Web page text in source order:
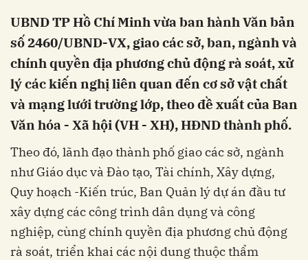
UBND TP Hồ Chí Minh vừa ban hành Văn bản
số 2460/UBND-VX, giao các sở, ban, ngành và
chính quyền địa phương chủ động rà soát, xử
lý các kiến nghị liên quan đến cơ sở vật chất
và mạng lưới trường lớp, theo đề xuất của Ban
Văn hóa - Xã hội (VH - XH), HĐND thành phố.
Theo đó, lãnh đạo thành phố giao các sở, ngành
như Giáo dục và Đào tạo, Tài chính, Xây dựng,
Quy hoạch -Kiến trúc, Ban Quản lý dự án đầu tư
xây dựng các công trình dân dụng và công
nghiệp, cùng chính quyền địa phương chủ động
rà soát, triển khai các nội dung thuộc thẩm
Hủy Gửi